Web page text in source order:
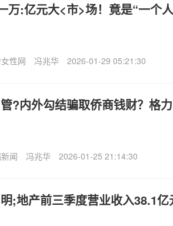
万:亿元大<市>场！竟是“一个
性网 冯兆华 2026-01-29 05:21:30
?内外勾结骗取侨商钱财？格
闻 冯兆华 2026-01-25 21:14:30
;地产前三季度营业收入38.1亿